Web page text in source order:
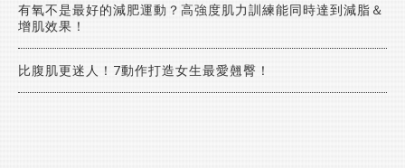
有氧不是最好的減肥運動？高強度肌力訓練能同時達到減脂＆
增肌效果！
比腹肌更迷人！7動作打造女生最愛翹臀！